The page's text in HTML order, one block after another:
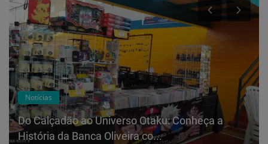
Notícias
Do Calçadão ao Universo Otaku: Conheça a
História da Banca Oliveira co...